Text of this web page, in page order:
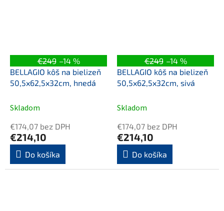
€249 –14 %
BELLAGIO kôš na bielizeň
50,5x62,5x32cm, hnedá
Skladom
€174,07 bez DPH
€214,10
Do košíka
€249 –14 %
BELLAGIO kôš na bielizeň
50,5x62,5x32cm, sivá
Skladom
€174,07 bez DPH
€214,10
Do košíka